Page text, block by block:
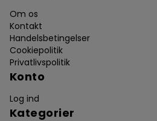
Om os
Kontakt
Handelsbetingelser
Cookiepolitik
Privatlivspolitik
Konto
Log ind
Kategorier